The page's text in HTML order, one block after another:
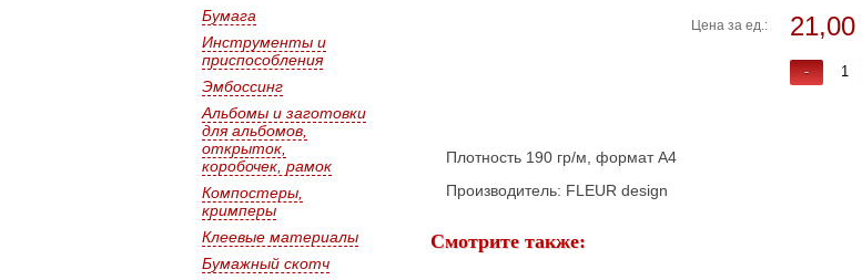
Бумага
Инструменты и
приспособления
Эмбоссинг
Альбомы и заготовки
для альбомов,
открыток,
коробочек, рамок
Компостеры,
кримперы
Клеевые материалы
Бумажный скотч
Цена за ед.: 21,00
-
Плотность 190 гр/м, формат А4
Производитель: FLEUR design
Смотрите также: